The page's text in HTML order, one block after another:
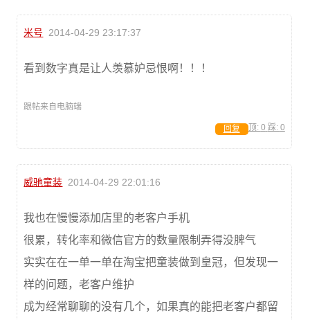
米号 2014-04-29 23:17:37
看到数字真是让人羡慕妒忌恨啊！！！
跟帖来自电脑端
顶: 0 踩: 0
回复
威驰童装 2014-04-29 22:01:16
我也在慢慢添加店里的老客户手机
很累，转化率和微信官方的数量限制弄得没脾气
实实在在一单一单在淘宝把童装做到皇冠，但发现一
样的问题，老客户维护
成为经常聊聊的没有几个，如果真的能把老客户都留